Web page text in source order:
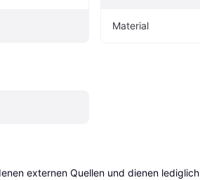
Material
externen Quellen und dienen lediglich